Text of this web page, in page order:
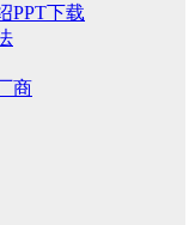
PPT下载
商